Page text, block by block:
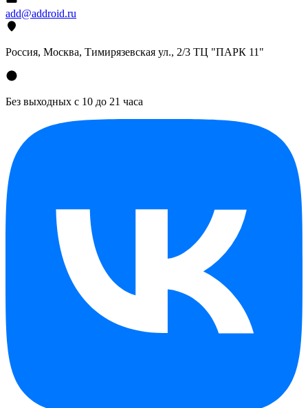
add@addroid.ru
Россия, Москва, Тимирязевская ул., 2/3 ТЦ "ПАРК 11"
Без выходных с 10 до 21 часа